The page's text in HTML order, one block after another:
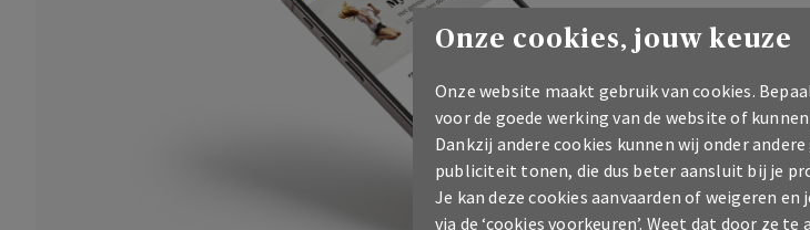
Onze cookies, jouw keuze
Onze website maakt gebruik van cookies.
voor de goede werking van de website of
Dankzij andere cookies kunnen wij onder
publiciteit tonen, die dus beter aansluit bij je
Je kan deze cookies aanvaarden of weigeren en
via de ‘cookies voorkeuren’. Weet dat door ze